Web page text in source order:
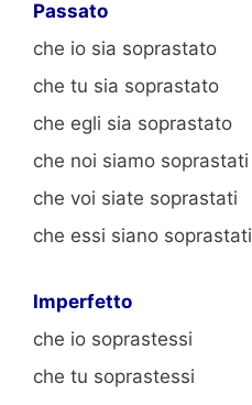
Passato
che io sia soprastato
che tu sia soprastato
che egli sia soprastato
che noi siamo soprastati
che voi siate soprastati
che essi siano soprastati
Imperfetto
che io soprastessi
che tu soprastessi